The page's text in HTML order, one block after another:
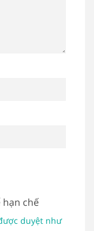
hạn chế
duyệt như